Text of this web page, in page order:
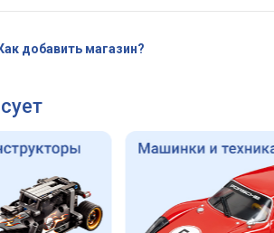
Как добавить магазин?